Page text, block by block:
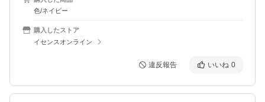
色/ネイビー
購入したストア
イセンスオンライン
違反報告 いいね 0